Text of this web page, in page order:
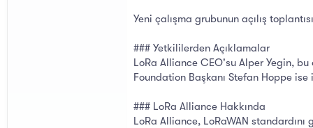
Yeni çalışma grubunun açılış
### Yetkililerden Açıklamalar
LoRa Alliance CEO'su Alper Yegin,
Foundation Başkanı Stefan Hoppe
### LoRa Alliance Hakkında
LoRa Alliance, LoRaWAN